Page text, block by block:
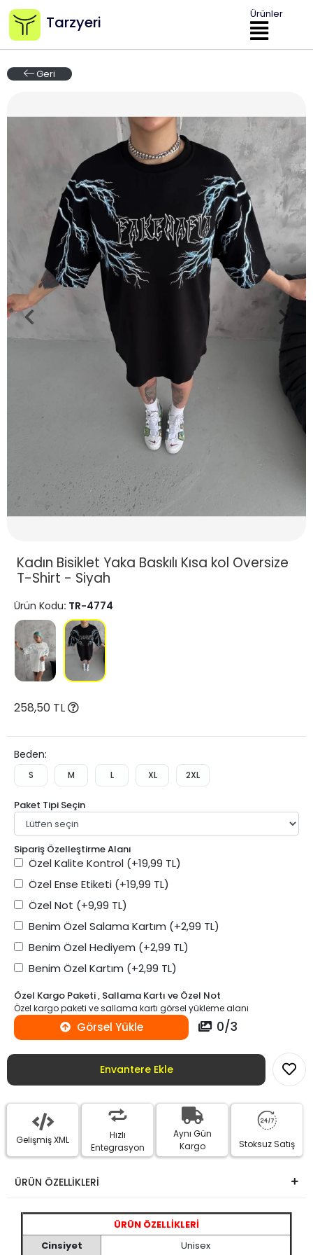
Tarzyeri Ürünler
Geri
Kadın Bisiklet Yaka Baskılı Kısa kol Oversize
T-Shirt - Siyah
Ürün Kodu: TR-4774
258,50 TL
Beden:
S M L XL 2XL
Paket Tipi Seçin
Sipariş Özelleştirme Alanı
Özel Kalite Kontrol (+19,99 TL)
Özel Ense Etiketi (+19,99 TL)
Özel Not (+9,99 TL)
Benim Özel Salama Kartım (+2,99 TL)
Benim Özel Hediyem (+2,99 TL)
Benim Özel Kartım (+2,99 TL)
Özel Kargo Paketi , Sallama Kartı ve Özel Not
Özel kargo paketi ve sallama kartı görsel yükleme alanı
Görsel Yükle 0/3
Envantere Ekle
Gelişmiş XML
Hızlı
Entegrasyon
Aynı Gün
Kargo
Stoksuz Satış
ÜRÜN ÖZELLİKLERİ
ÜRÜN ÖZELLİKLERİ
Cinsiyet
Unisex